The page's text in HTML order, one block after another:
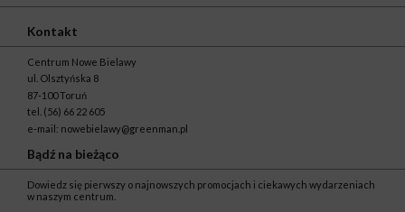
Kontakt
Centrum Nowe Bielawy
ul. Olsztyńska 8
87-100 Toruń
tel. (56) 66 22 605
e-mail: nowebielawy@greenman.pl
Bądź na bieżąco
Dowiedz się pierwszy o najnowszych promocjach i ciekawych wydarzeniach
w naszym centrum.